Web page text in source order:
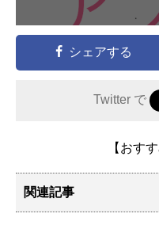
シェアする
Twitter で
【おす
関連記事